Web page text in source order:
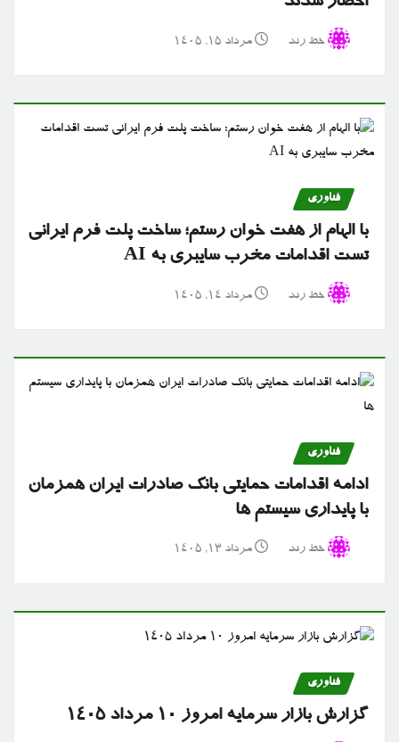
خط رند مرداد ۱۵, ۱۴۰۵
فناوری
با الهام از هفت خوان رستم؛ ساخت پلت فرم ایرانی
تست اقدامات مخرب سایبری به AI
خط رند مرداد ۱۴, ۱۴۰۵
فناوری
ادامه اقدامات حمایتی بانک صادرات ایران همزمان
با پایداری سیستم ها
خط رند مرداد ۱۳, ۱۴۰۵
فناوری
گزارش بازار سرمایه امروز ۱۰ مرداد ۱۴۰۵